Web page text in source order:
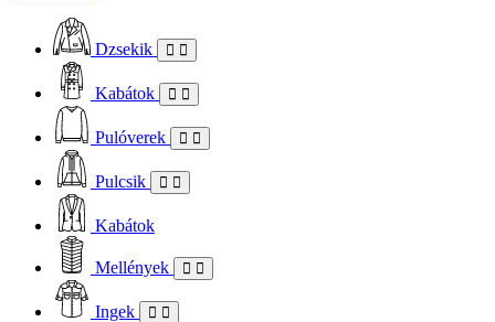
Dzsekik
Kabátok
Pulóverek
Pulcsik
Kabátok
Mellények
Ingek